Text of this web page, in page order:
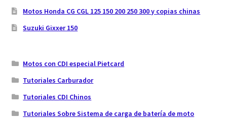
Motos Honda CG CGL 125 150 200 250 300 y copias chinas
Suzuki Gixxer 150
Motos con CDI especial Pietcard
Tutoriales Carburador
Tutoriales CDI Chinos
Tutoriales Sobre Sistema de carga de batería de moto